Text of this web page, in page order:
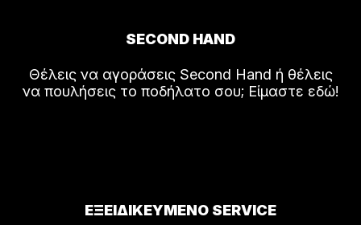
SECOND HAND
Θέλεις να αγοράσεις Second Hand ή θέλεις
να πουλήσεις το ποδήλατο σου; Είμαστε εδώ!
ΕΞΕΙΔΙΚΕΥΜΕΝΟ SERVICE